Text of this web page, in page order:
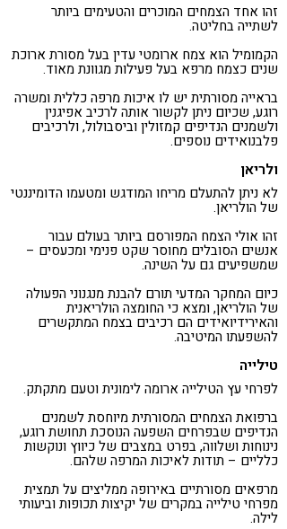
זהו אחד הצמחים המוכרים והטעימים ביותר
לשתייה בחליטה.
הקמומיל הוא צמח ארומטי עדין בעל מסורת ארוכת
שנים כצמח מרפא בעל פעילות מגוונת מאוד.
בראייה מסורתית יש לו איכות מרפה כללית ומשרה
רוגע, שכיום ניתן לקשור אותה לרכיב אפיגנין
ולשמנים הנדיפים קמזולין וביסבולול, ולרכיבים
פלבנואידים נוספים.
ולריאן
לא ניתן להתעלם מריחו המודגש ומטעמו הדומיננטי
של הולריאן.
זהו אולי הצמח המפורסם ביותר בעולם עבור
אנשים הסובלים מחוסר שקט פנימי ומכעסים –
שמשפיעים גם על השינה.
כיום המחקר המדעי תורם להבנת מנגנוני הפעולה
של הולריאן, ומצא כי החומצה הולריאנית
והאירידיואידים הם רכיבים בצמח המתקשרים
להשפעתו המיטיבה.
טילייה
לפרחי עץ הטילייה ארומה לימונית וטעם מתקתק.
ברפואת הצמחים המסורתית מיוחסת לשמנים
הנדיפים שבפרחים השפעה הנוסכת תחושת רוגע,
נינוחות ושלווה, בפרט במצבים של כיווץ ונוקשות
כלליים – תודות לאיכות המרפה שלהם.
מרפאים מסורתיים באירופה ממליצים על תמצית
מפרחי טילייה במקרים של יקיצות תכופות וביעותי
לילה.